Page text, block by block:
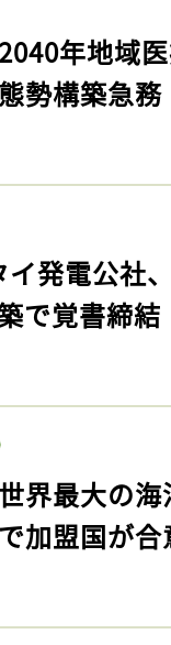
年地域
勢構築急務
イ発電公社
で覚書締結
界最大の
加盟国が合